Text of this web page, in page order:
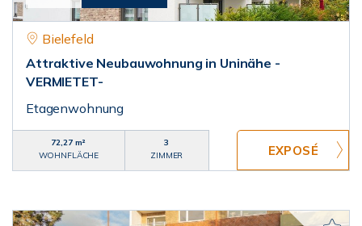
Bielefeld
Attraktive Neubauwohnung in Uninähe -
VERMIETET-
Etagenwohnung
72,27 m²
WOHNFLÄCHE
3
ZIMMER